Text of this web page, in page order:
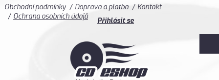
Obchodní podmínky Doprava a platba
Kontakt
Ochrana osobních údajů
Přihlásit se